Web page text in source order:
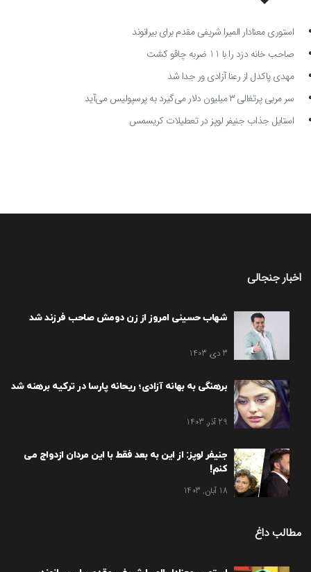
استوری معنادار المیرا شریفی مقدم برای بیرانوند
صاحب خانه دزد را با 11 ضربه چاقو کشت
مهدی پاکدل از رعنا آزادی ور جدا شد
سر مربی پرتغالی ۳ میلیون دلار می‌گیرد به پرسپولیس می‌آید
استایل جذاب جنیفر لوپز در تعطیلات کریسمس
اخبار جنجالی
شهاب حسینی امروز از زن دومش صاحب فرزند شد
3 دی, 1403
برهنگی به بهانه آزادی؛ ریحانه پارسا در ترکیه برهنه شد
29 آذر, 1403
جنیفر لوپز: از این به بعد فقط با این مردان ازدواج می
کنم!
18 آبان, 1403
مطالب داغ